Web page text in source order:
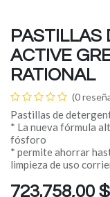
PASTILLAS
ACTIVE
RATIONAL
(0
Pastillas de
* La nueva fórmula
fósforo
* permite ahorrar
limpieza de uso
723.758,00 $